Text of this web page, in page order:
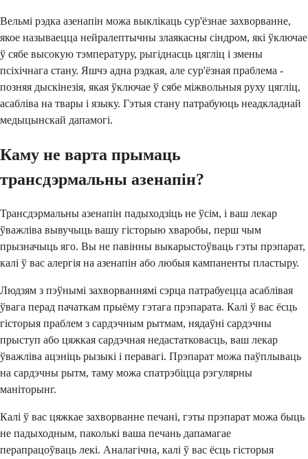
Вельмі рэдка азенапін можа выклікаць сур'ёзнае захворванне,
якое называецца нейралептычны злаякасны сіндром, які ўключае
ў сябе высокую тэмпературу, рыгіднасць цягліц і змены
псіхічнага стану. Яшчэ адна рэдкая, але сур'ёзная праблема -
позняя дыскінезія, якая ўключае ў сябе міжвольныя руху цягліц,
асабліва на твары і языку. Гэтыя стану патрабуюць неадкладнай
медыцынскай дапамогі.
Каму не варта прымаць
трансдэрмальны азенапін?
Трансдэрмальны азенапін падыходзіць не ўсім, і ваш лекар
ўважліва вывучыць вашу гісторыю хваробы, перш чым
прызначыць яго. Вы не павінны выкарыстоўваць гэты прэпарат,
калі ў вас алергія на азенапін або любыя кампаненты пластыру.
Людзям з пэўнымі захворваннямі сэрца патрабуецца асаблівая
ўвага перад пачаткам прыёму гэтага прэпарата. Калі ў вас ёсць
гісторыя праблем з сардэчным рытмам, нядаўні сардэчны
прыступ або цяжкая сардэчная недастатковасць, ваш лекар
ўважліва ацэніць рызыкі і перавагі. Прэпарат можа паўплываць
на сардэчны рытм, таму можа спатрэбіцца рэгулярны
маніторынг.
Калі ў вас цяжкае захворванне печані, гэты прэпарат можа быць
не падыходным, паколькі ваша печань дапамагае
перапрацоўваць лекі. Аналагічна, калі ў вас ёсць гісторыя